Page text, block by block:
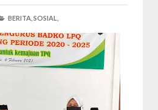
BERITA, SOSIAL,